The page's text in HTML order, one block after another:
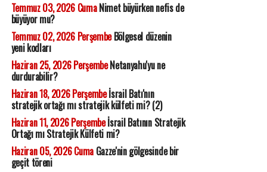
Temmuz 03, 2026 CumaNimet büyürken nefis de
büyüyor mu?
Temmuz 02, 2026 PerşembeBölgesel düzenin
yeni kodları
Haziran 25, 2026 PerşembeNetanyahu'yu ne
durdurabilir?
Haziran 18, 2026 Perşembeİsrail Batı'nın
stratejik ortağı mı stratejik külfeti mi? (2)
Haziran 11, 2026 Perşembeİsrail Batının Stratejik
Ortağı mı Stratejik Külfeti mi?
Haziran 05, 2026 CumaGazze'nin gölgesinde bir
geçit töreni